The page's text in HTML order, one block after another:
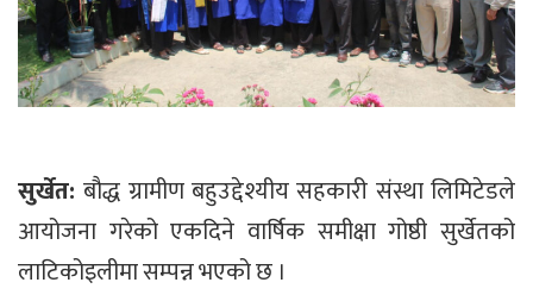
सुर्खेत:बौद्ध ग्रामीण बहुउद्देश्यीय सहकारी संस्था लिमिटेडले
आयोजना गरेको एकदिने वार्षिक समीक्षा गोष्ठी सुर्खेतको
लाटिकोइलीमा सम्पन्न भएको छ ।